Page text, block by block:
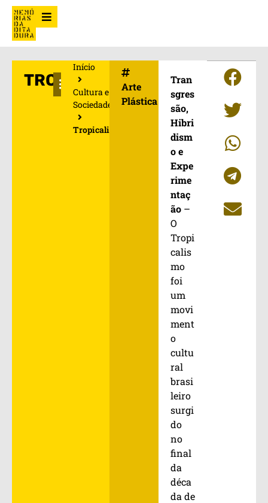
TROPICALISMO
Início
Cultura e
Sociedade
Tropicalismo
Arte
Plástica
Tran
sgres
são,
Hibri
dism
o e
Expe
rime
ntaç
ão –
O
Tropi
calis
mo
foi
um
movi
ment
o
cultu
ral
brasi
leiro
surgi
do
no
final
da
déca
da de